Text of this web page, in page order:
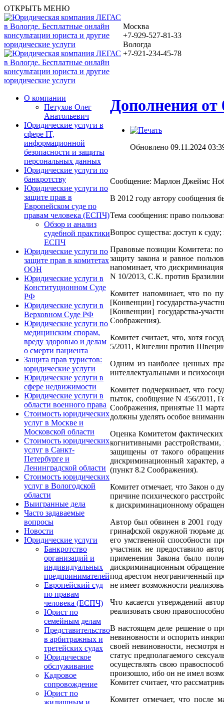
ОТКРЫТЬ МЕНЮ
Москва
+7-929-527-81-33
Вологда
+7-921-234-45-78
О компании
Петухов Олег
Анатольевич
Юридические услуги в
сфере IT,
информационной
безопасности и защиты
персональных данных
Юридические услуги по
банкротству
Юридические услуги по
защите прав в
Европейском суде по
правам человека (ЕСПЧ)
Обзор и анализ
судебной практики
ЕСПЧ
Юридические услуги по
защите прав в комитетах
ООН
Юридические услуги в
Конституционном Суде
РФ
Юридические услуги в
Верховном Суде РФ
Юридические услуги по
медицинским спорам,
вреду здоровью и делам
о смерти пациента
Защита прав туристов:
юридические услуги
Юридические услуги в
сфере недвижимости
Юридические услуги в
области военного права
Стоимость юридических
услуг в Москве и
Московской области
Стоимость юридических
услуг в Санкт-
Петербурге и
Ленинградской области
Стоимость юридических
услуг в Вологодской
области
Выигранные дела
Часто задаваемые
вопросы
Новости
Юридические услуги
Банкротство
организаций и
индивидуальных
предпринимателей
Европейский суд
по правам
человека (ЕСПЧ)
Юрист по
семейным делам
Представительство
в арбитражных и
третейских судах
Юридическое
обслуживание
Кадровое
сопровождение
Юрист по
жилищным и
Дополнения от
Обновлено 09.11.2024
Сообщение: Марлон Джеймс
В 2012 году автору сообщения
Тема сообщения: право
Вопрос существа: доступ к
Правовые позиции Комитета: по
защиту закона и равное
напоминает, что
N 10/2013, С.К. против
Комитет напоминает, что по
[Конвенции] государства-
[Конвенции] государства-
Соображения).
Комитет считает, что, хотя
5/2011, Юнгелин против
Одним из наиболее ценных
интеллектуальными и
Комитет подчеркивает, что
пыток, сообщение N 456/2011,
Соображения, принятые 11
должны уделять особое
Оценка Комитетом
когнитивными
защищены от такого
дискриминационный характер,
(пункт 8.2 Соображения).
Комитет отмечает, что Закон о
причине психического
к дискриминационному
Автор был обвинен в 2001
гринафской окружной тюрьме
его умственной способности
участник не предоставило
применения Закона было
дискриминационным
под арестом неограниченный
не имеет возможности
Что касается утверждений
реализовать свою
В настоящем деле решение о
невиновности и оспорить
своей невиновности, несмотря
статус предполагаемого
осуществлять свою
произошло, ибо он не имел
Комитет считает, что
Комитет отмечает, что после